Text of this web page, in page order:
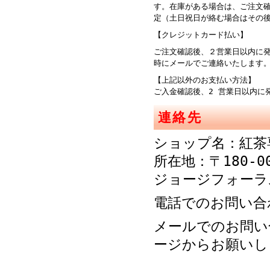
す。在庫がある場合は、ご注文
定（土日祝日が絡む場合はその
【クレジットカード払い】
ご注文確認後、２営業日以内に
時にメールでご連絡
【上記以外のお支払い方法】
ご入金確認後、2 営業日以内に
連絡先
ショップ名：紅
所在地：〒180-
ジョージフォー
電話でのお問い
メールでのお問
ージからお願い